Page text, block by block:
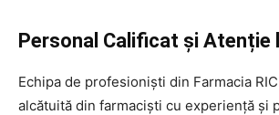
Personal Calificat și Atenție
Echipa de profesioniști din Farmacia
alcătuită din farmaciști cu experiență și